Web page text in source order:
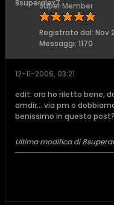
Super Member
Registrato dal: Nov
Messaggi: 1170
12-11-2006, 03:21
edit: ora ho riletto bene,
amdir... via pm o
benissimo in questo post?
Ultima modifica di